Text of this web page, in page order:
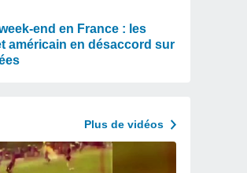
end en France : les
américain en désaccord sur
Plus de vidéos